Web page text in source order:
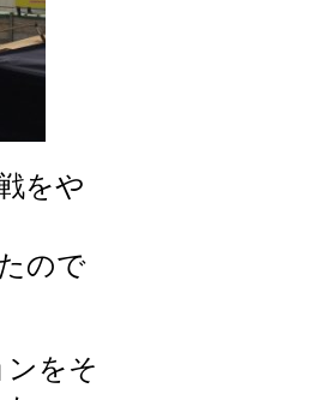
をや
ので
をそ